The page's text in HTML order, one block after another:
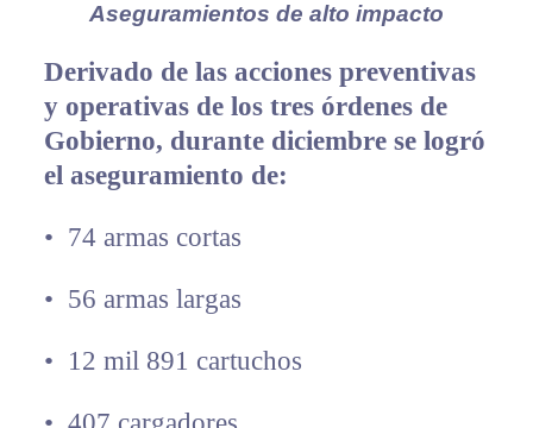
Aseguramientos de alto impacto
Derivado de las acciones preventivas
y operativas de los tres órdenes de
Gobierno, durante diciembre se logró
el aseguramiento de:
•⁠ ⁠74 armas cortas
•⁠ ⁠56 armas largas
•⁠ ⁠12 mil 891 cartuchos